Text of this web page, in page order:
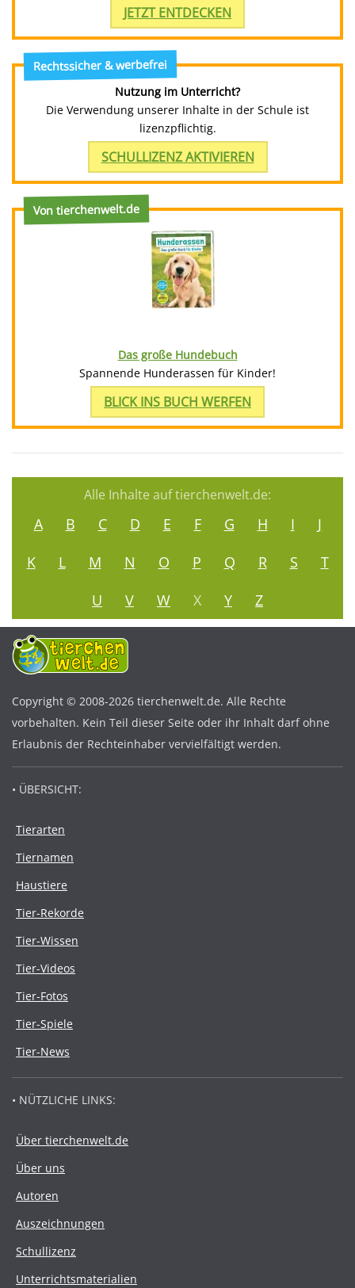
JETZT ENTDECKEN
Rechtssicher & werbefrei
Nutzung im Unterricht?
Die Verwendung unserer Inhalte in der Schule ist
lizenzpflichtig.
SCHULLIZENZ AKTIVIEREN
Von tierchenwelt.de
Das große Hundebuch
Spannende Hunderassen für Kinder!
BLICK INS BUCH WERFEN
Alle Inhalte auf tierchenwelt.de:
A B C D E F G H I
J
K
L M N O P Q R S
T
U
V W X Y Z
Copyright © 2008-2026 tierchenwelt.de. Alle Rechte
vorbehalten. Kein Teil dieser Seite oder ihr Inhalt darf ohne
Erlaubnis der Rechteinhaber vervielfältigt werden.
• ÜBERSICHT:
Tierarten
Tiernamen
Haustiere
Tier-Rekorde
Tier-Wissen
Tier-Videos
Tier-Fotos
Tier-Spiele
Tier-News
• NÜTZLICHE LINKS:
Über tierchenwelt.de
Über uns
Autoren
Auszeichnungen
Schullizenz
Unterrichtsmaterialien